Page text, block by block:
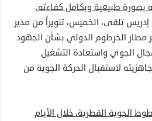
بصورة طبيعية وبكامل كفاءته.
تلقى، الخميس، تنويراً من مدير
مطار الخرطوم الدولي بشأن الجهود
الجوي واستعادة التشغيل
لاستقبال الحركة الجوية من
الجوية القطرية، خلال الأيام